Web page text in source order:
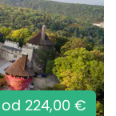
od 224,00 €